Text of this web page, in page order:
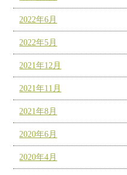
2022年6月
2022年5月
2021年12月
2021年11月
2021年8月
2020年6月
2020年4月